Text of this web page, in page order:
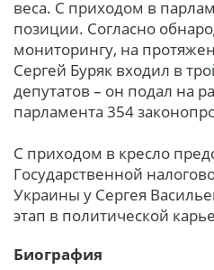
веса. С приходом в
позиции. Согласно
мониторингу, на
Сергей Буряк входил в
депутатов – он подал на
парламента 354
С приходом в кресло
Государственной
Украины у Сергея
этап в политической
Биография